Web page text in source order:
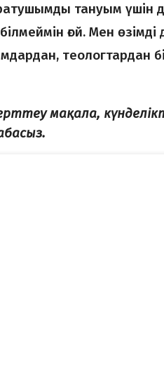
тануым үшін
ғой. Мен
теологтардан
мақала,